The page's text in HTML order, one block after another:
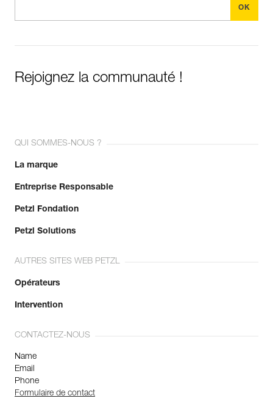
Rejoignez la communauté !
QUI SOMMES-NOUS ?
La marque
Entreprise Responsable
Petzl Fondation
Petzl Solutions
AUTRES SITES WEB PETZL
Opérateurs
Intervention
CONTACTEZ-NOUS
Name
Email
Phone
Formulaire de contact